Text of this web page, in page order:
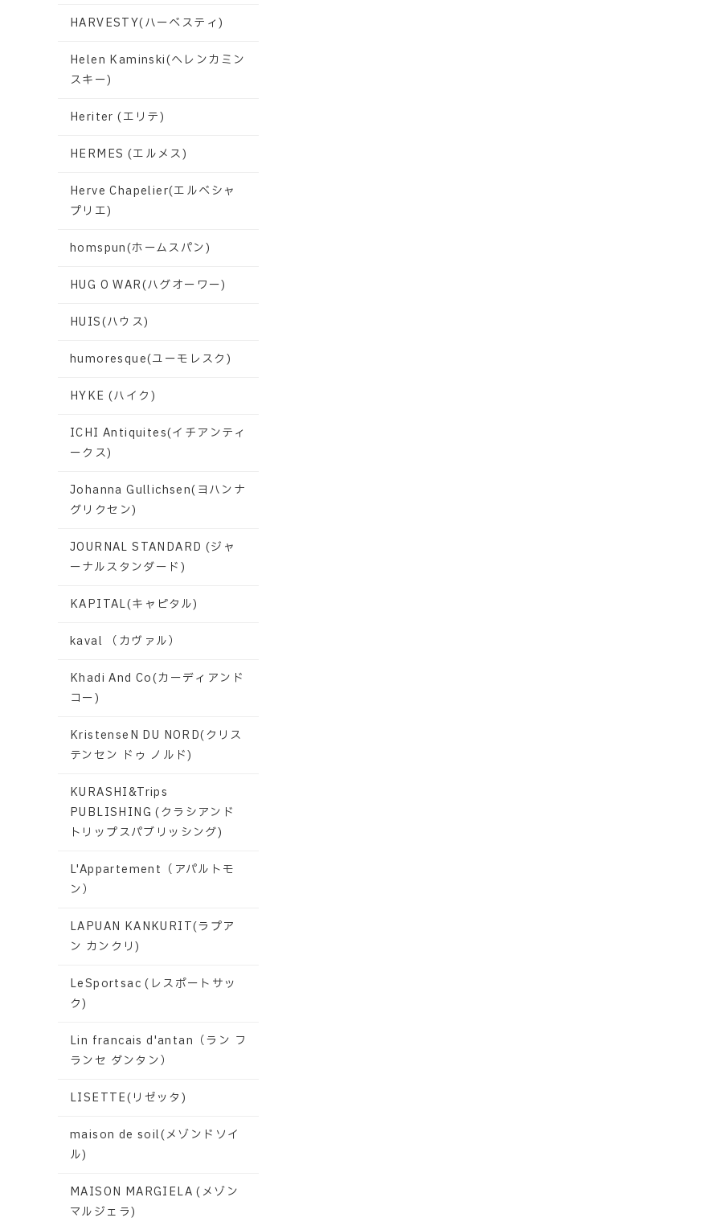
HARVESTY(ハーベスティ)
Helen Kaminski(ヘレンカミン
スキー)
Heriter (エリテ)
HERMES (エルメス)
Herve Chapelier(エルベシャ
プリエ)
homspun(ホームスパン)
HUG O WAR(ハグオーワー)
HUIS(ハウス)
humoresque(ユーモレスク)
HYKE (ハイク)
ICHI Antiquites(イチアンティ
ークス)
Johanna Gullichsen(ヨハンナ
グリクセン)
JOURNAL STANDARD (ジャ
ーナルスタンダード)
KAPITAL(キャピタル)
kaval （カヴァル）
Khadi And Co(カーディアンド
コー)
KristenseN DU NORD(クリス
テンセン ドゥ ノルド)
KURASHI&Trips
PUBLISHING (クラシアンド
トリップスパブリッシング)
L'Appartement（アパルトモ
ン）
LAPUAN KANKURIT(ラプア
ン カンクリ)
LeSportsac (レスポートサッ
ク)
Lin francais d'antan（ラン フ
ランセ ダンタン）
LISETTE(リゼッタ)
maison de soil(メゾンドソイ
ル)
MAISON MARGIELA (メゾン
マルジェラ)